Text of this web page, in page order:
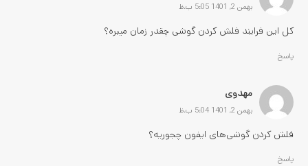
بهمن 2, 1401 5:05 ب.ظ
کل این فرایند فلش کردن گوشی چقدر زمان میبره؟
پاسخ
مهدوی
بهمن 2, 1401 5:04 ب.ظ
فلش کردن گوشی‌های ایفون چجوریه؟
پاسخ